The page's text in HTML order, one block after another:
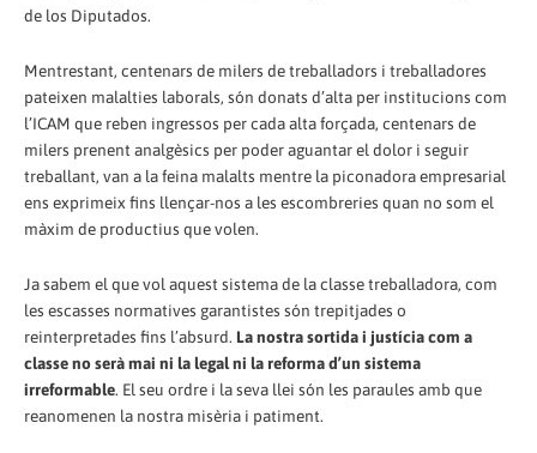
de los Diputados.
Mentrestant, centenars de milers de treballadors i treballadores
pateixen malalties laborals, són donats d’alta per institucions com
l’ICAM que reben ingressos per cada alta forçada, centenars de
milers prenent analgèsics per poder aguantar el dolor i seguir
treballant, van a la feina malalts mentre la piconadora empresarial
ens exprimeix fins llençar-nos a les escombreries quan no som el
màxim de productius que volen.
Ja sabem el que vol aquest sistema de la classe treballadora, com
les escasses normatives garantistes són trepitjades o
reinterpretades fins l’absurd. La nostra sortida i justícia com a
classe no serà mai ni la legal ni la reforma d’un sistema
irreformable. El seu ordre i la seva llei són les paraules amb que
reanomenen la nostra misèria i patiment.